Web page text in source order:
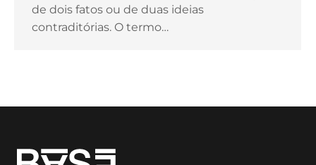
de dois fatos ou de duas ideias
contraditórias. O termo…